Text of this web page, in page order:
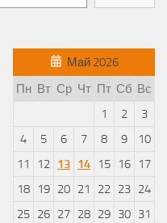
Май 2026
Пн Вт Ср Чт Пт Сб Вс
1
2
3
4
5 6 7 8 9
10
11
12 13 14 15 16
17
18
19 20 21 22 23 24
25 26 27 28 29 30 31